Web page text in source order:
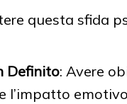
questa sfida
Definito: Avere
l’impatto